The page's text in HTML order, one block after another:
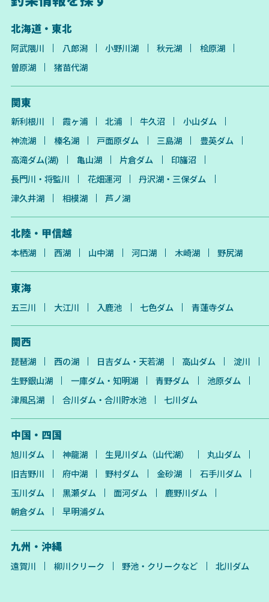
北海道・東北
阿武隈川 八郎潟 小野川湖 秋元湖
桧原湖
曽原湖
猪苗代湖
関東
新利根川 霞ヶ浦 北浦 牛久沼
小山ダム
神流湖
榛名湖 戸面原ダム 三島湖
豊英ダム
高滝ダム(湖)
亀山湖 片倉ダム
印旛沼
長門川・将監川
花畑運河
丹沢湖・三保ダム
津久井湖
相模湖 芦ノ湖
北陸・甲信越
本栖湖 西湖 山中湖 河口湖 木崎湖 野尻湖
東海
五三川 大江川 入鹿池 七色ダム 青蓮寺ダム
関西
琵琶湖 西の湖 日吉ダム・天若湖 高山ダム
淀川
生野銀山湖
一庫ダム・知明湖 青野ダム
池原ダム
津風呂湖
合川ダム・合川貯水池 七川ダム
中国・四国
旭川ダム 神龍湖 生見川ダム（山代湖）
丸山ダム
旧吉野川
府中湖 野村ダム 金砂湖
石手川ダム
玉川ダム
黒瀬ダム 面河ダム
鹿野川ダム
朝倉ダム
早明浦ダム
九州・沖縄
遠賀川 柳川クリーク 野池・クリークなど 北川ダム